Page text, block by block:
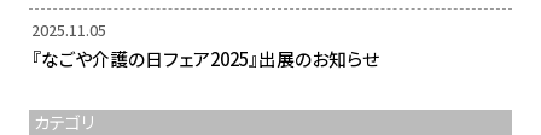
2025.11.05
『なごや介護の日フェア2025』出展のお知らせ
カテゴリ